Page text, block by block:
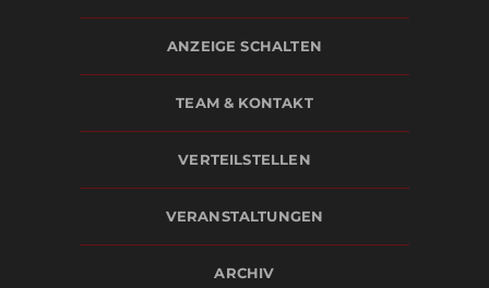
ANZEIGE SCHALTEN
TEAM & KONTAKT
VERTEILSTELLEN
VERANSTALTUNGEN
ARCHIV